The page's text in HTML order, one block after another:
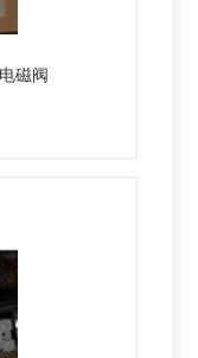
磁阀